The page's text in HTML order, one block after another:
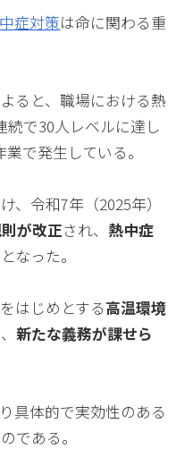
症対策は命に関わる重
ると、職場における熱
続で30人レベルに達し
で発生している。
、令和7年（2025年）
が改正され、 熱中症
なった。
はじめとする高温環境
新たな義務が課せら
具体的で実効性のある
である。